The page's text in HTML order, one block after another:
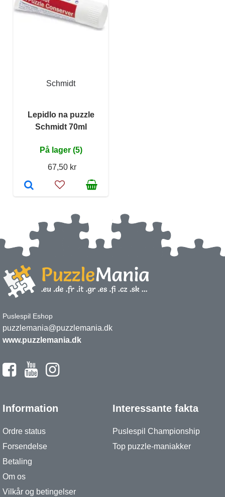
Schmidt
Lepidlo na puzzle
Schmidt 70ml
På lager (5)
67,50 kr
Puslespil Eshop
puzzlemania@puzzlemania.dk
www.puzzlemania.dk
Information
Ordre status
Forsendelse
Betaling
Om os
Vilkår og betingelser
Interessante fakta
Puslespil Championship
Top puzzle-maniakker